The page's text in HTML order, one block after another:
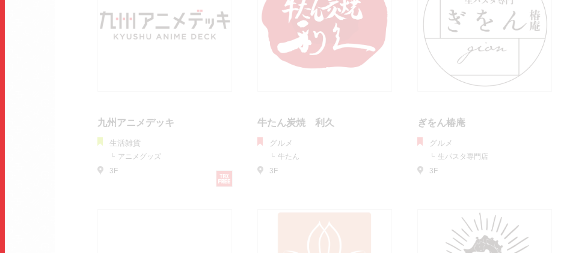
九州アニメデッキ
生活雑貨
アニメグッズ
3F
牛たん炭焼 利久
グルメ
牛たん
3F
ぎをん椿庵
グルメ
生パスタ専門店
3F